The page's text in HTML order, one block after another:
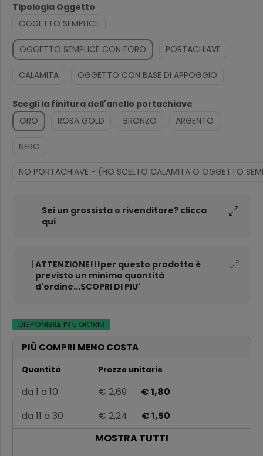
Tipologia Oggetto
OGGETTO SEMPLICE
OGGETTO SEMPLICE CON FORO PORTACHIAVE
CALAMITA OGGETTO CON BASE DI APPOGGIO
Scegli la finitura dell'anello portachiave
ORO
ROSA GOLD BRONZO ARGENTO
NERO
NO PORTACHIAVE - (HO SCELTO CALAMITA O OGGETTO
Sei un grossista o rivenditore? clicca
qui
ATTENZIONE!!!per questo prodotto è
previsto un minimo quantità
d'ordine...SCOPRI DI PIU'
DISPONIBILE IN 5 GIORNI
PIÙ COMPRI MENO COSTA
Quantità Prezzo unitario
da 1 a 10 € 2,69
€ 1,80
da 11 a 30
€ 2,24
€ 1,50
€ 1,94
€ 1,30
MOSTRA TUTTI